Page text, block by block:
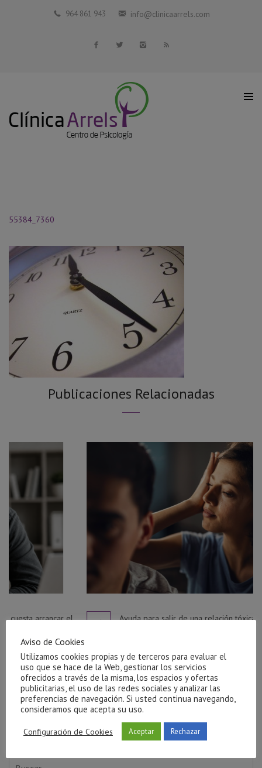
Blog
964 861 943 info@clinicaarrels.com
55384_7360
Publicaciones Relacionadas
el Ayuda para salir de una relación tóxica en Castellón
Aviso de Cookies
Utilizamos cookies propias y de terceros para evaluar el
uso que se hace de la Web, gestionar los servicios
ofrecidos a través de la misma, los espacios y ofertas
publicitarias, el uso de las redes sociales y analizar las
preferencias de navegación. Si usted continua navegando,
consideramos que acepta su uso.
Configuración de Cookies Aceptar Rechazar